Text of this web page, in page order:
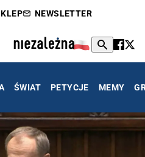
NEWSLETTER
ŚWIAT PETYCJE MEMY